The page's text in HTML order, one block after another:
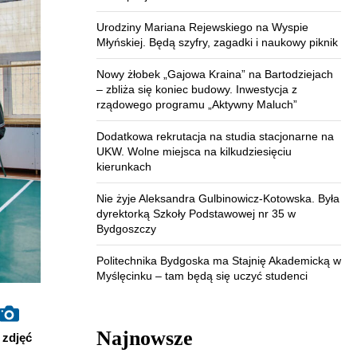
zdjęć
Urodziny Mariana Rejewskiego na Wyspie
Młyńskiej. Będą szyfry, zagadki i naukowy piknik
Nowy żłobek „Gajowa Kraina” na Bartodziejach
– zbliża się koniec budowy. Inwestycja z
rządowego programu „Aktywny Maluch”
Dodatkowa rekrutacja na studia stacjonarne na
UKW. Wolne miejsca na kilkudziesięciu
kierunkach
Nie żyje Aleksandra Gulbinowicz-Kotowska. Była
dyrektorką Szkoły Podstawowej nr 35 w
Bydgoszczy
Politechnika Bydgoska ma Stajnię Akademicką w
Myślęcinku – tam będą się uczyć studenci
Najnowsze